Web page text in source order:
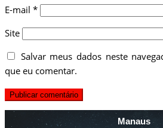
E-mail *
Site
Salvar meus dados neste
que eu comentar.
Manaus